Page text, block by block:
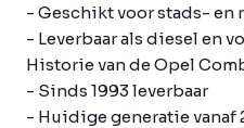
- Geschikt voor stads- en
- Leverbaar als diesel en
Historie van de Opel
- Sinds 1993 leverbaar
- Huidige generatie vanaf